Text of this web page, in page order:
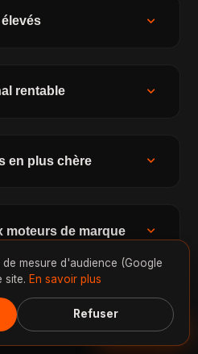
expand_more
rentable expand_more
en plus chère expand_more
moteurs de marque expand_more
obligatoire expand_more
mesure d'audience (Google
site. En savoir plus
Refuser
Discuter